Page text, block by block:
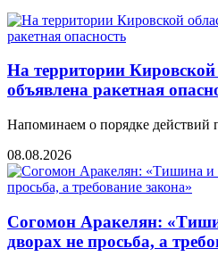
На территории Кировской
объявлена ракетная
Напоминаем о порядке действий
08.08.2026
Согомон Аракелян:
дворах не просьба, а